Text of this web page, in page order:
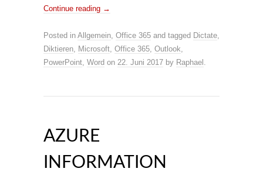
Continue reading →
Posted in Allgemein, Office 365 and tagged Dictate,
Diktieren, Microsoft, Office 365, Outlook,
PowerPoint, Word on 22. Juni 2017 by Raphael .
AZURE
INFORMATION